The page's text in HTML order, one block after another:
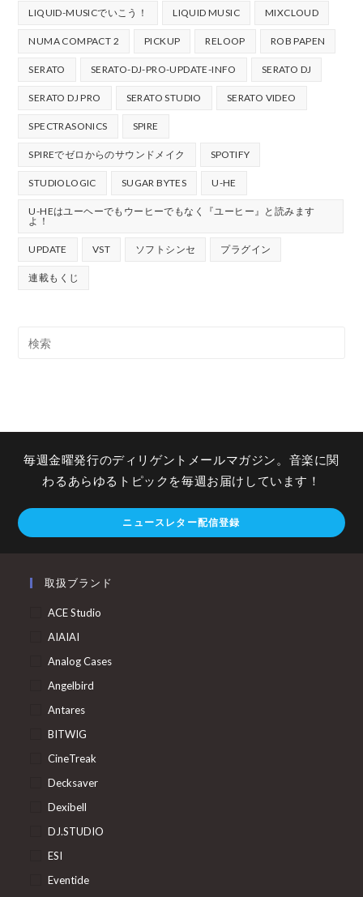
LIQUID-MUSICでいこう！ LIQUID MUSIC MIXCLOUD
NUMA COMPACT 2 PICKUP RELOOP ROB PAPEN
SERATO SERATO-DJ-PRO-UPDATE-INFO SERATO DJ
SERATO DJ PRO SERATO STUDIO SERATO VIDEO
SPECTRASONICS SPIRE
SPIREでゼロからのサウンドメイク SPOTIFY
STUDIOLOGIC SUGAR BYTES U-HE
U-HEはユーヘーでもウーヒーでもなく『ユーヒー』と読みます
よ！
UPDATE VST ソフトシンセ プラグイン
連載もくじ
毎週金曜発行のディリゲントメールマガジン。音楽に関
わるあらゆるトピックを毎週お届けしています！
ニュースレター配信登録
取扱ブランド
ACE Studio
AIAIAI
Analog Cases
Angelbird
Antares
BITWIG
CineTreak
Decksaver
Dexibell
DJ.STUDIO
ESI
Eventide